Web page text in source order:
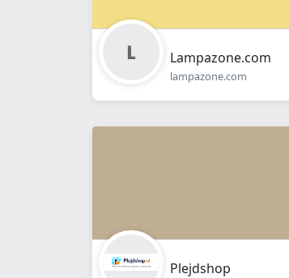
Lampazone.com
lampazone.com
Plejdshop